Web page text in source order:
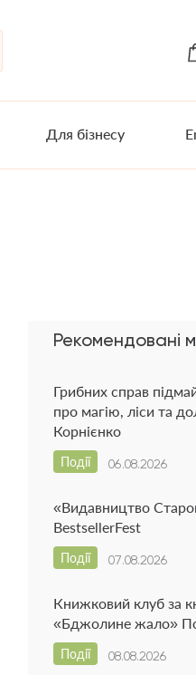
Для бізнесу
Рекомендовані
Грибних справ
про магію, ліси та
Корнієнко
06.08.2026
Події
«Видавництво
BestsellerFest
07.08.2026
Події
Книжковий клуб за
«Бджолине жало»
08.08.2026
Події